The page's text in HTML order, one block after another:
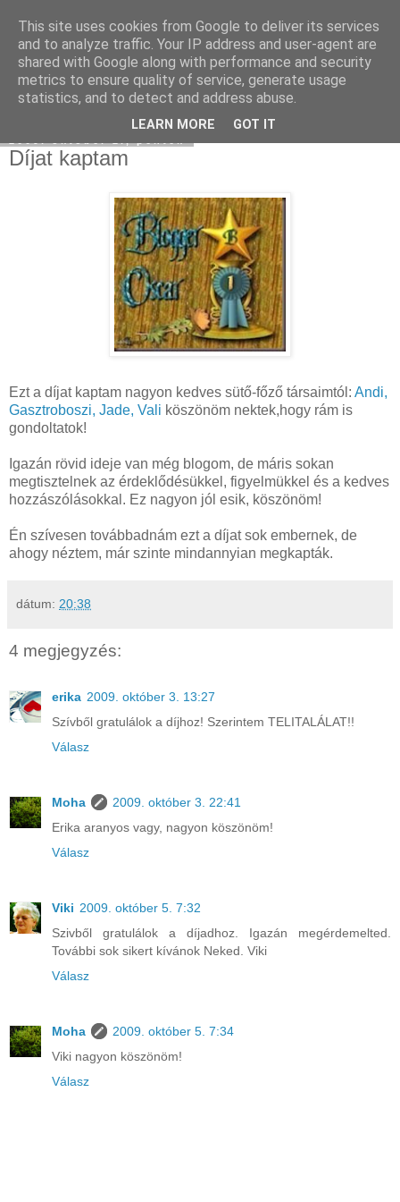
Moha Konyha
Díjat kaptam
Ezt a díjat kaptam nagyon kedves sütő-főző társaimtól: Andi,
Gasztroboszi, Jade, Vali köszönöm nektek,hogy rám is
gondoltatok!
Igazán rövid ideje van még blogom, de máris sokan
megtisztelnek az érdeklődésükkel, figyelmükkel és a kedves
hozzászólásokkal. Ez nagyon jól esik, köszönöm!
Én szívesen továbbadnám ezt a díjat sok embernek, de
ahogy néztem, már szinte mindannyian megkapták.
dátum: 20:38
4 megjegyzés:
erika 2009. október 3. 13:27
Szívből gratulálok a díjhoz! Szerintem TELITALÁLAT!!
Válasz
Moha
2009. október 3. 22:41
Erika aranyos vagy, nagyon köszönöm!
Válasz
Viki 2009. október 5. 7:32
Szivből gratulálok a díjadhoz. Igazán megérdemelted.
További sok sikert kívánok Neked. Viki
Válasz
Moha
2009. október 5. 7:34
Viki nagyon köszönöm!
Válasz
This site uses cookies from Google to deliver its services
and to analyze traffic. Your IP address and user-agent are
shared with Google along with performance and security
metrics to ensure quality of service, generate usage
statistics, and to detect and address abuse.
LEARN MORE GOT IT